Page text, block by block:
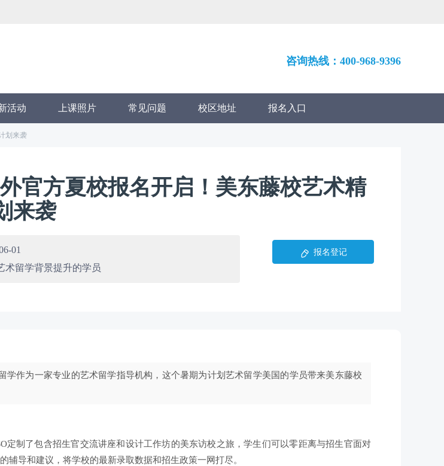
咨询热线：400-968-9396
活动 上课照片 常见问题 校区地址 报名入口
划来袭
官方夏校报名开启！美东藤校艺术精
来袭
01
术留学背景提升的学员
报名登记
学作为一家专业的艺术留学指导机构，这个暑期为计划艺术留学美国的学员带来美东藤校
定制了包含招生官交流讲座和设计工作坊的美东访校之旅，学生们可以零距离与招生官面对
导和建议，将学校的最新录取数据和招生政策一网打尽。